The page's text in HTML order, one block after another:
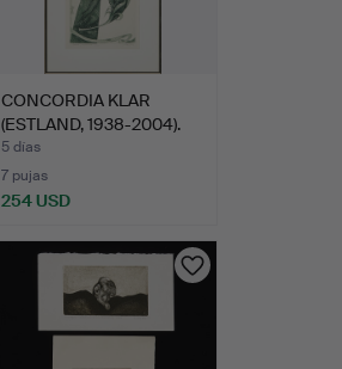
CONCORDIA KLAR
(ESTLAND, 1938-2004).
"Melo…
5 días
7 pujas
254 USD